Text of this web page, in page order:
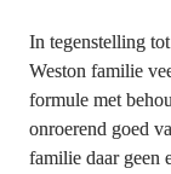
In tegenstelling
Weston familie
formule met
onroerend goed
familie daar geen